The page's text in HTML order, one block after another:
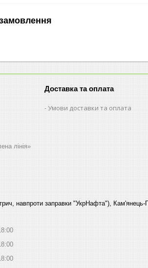
Доставка та оплата
Умови доставки та оплата
лінія»
навпроти заправки "УкрНафта"), Кам'янець-